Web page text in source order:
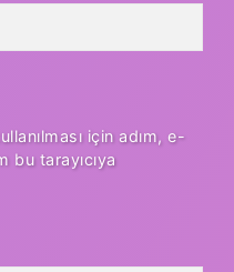
için adım, e-
bu tarayıcıya